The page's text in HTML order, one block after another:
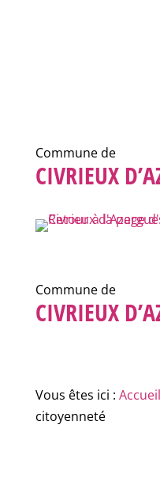
Commune de
CIVRIEUX
Commune de
CIVRIEUX
Vous êtes ici : Accueil
citoyenneté